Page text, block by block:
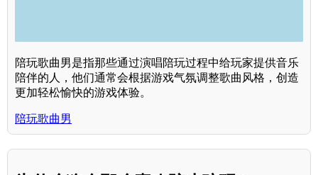
陪玩歌曲男是指那些通过演唱陪玩过程中给玩家提供音乐
陪伴的人，他们通常会根据游戏气氛调整歌曲风格，创造
更加轻松愉快的游戏体验。
陪玩歌曲男